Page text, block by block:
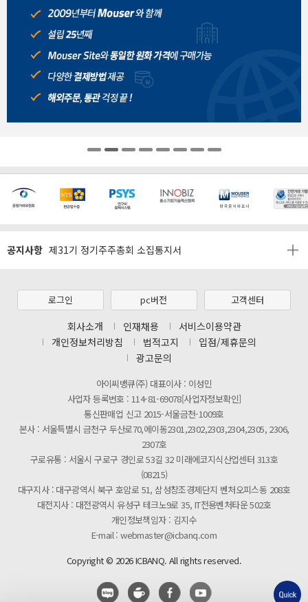
공지사항
[마일리지 적립 및 사용 정책 개편 안내]
[2026년 8월 신용카드 무이자 행사 안내]
[마일리지 적립 및 사용 정책 개편 안내]
제31기 정기주주총회 소집통지서
[마일리지 적립 및 사용 정책 개편 안내]
로그인 pc버전 고객센터
회사소개 인재채용
서비스이용약관
개인정보처리방침
법적고지
입점/제휴문의
광고문의
아이씨뱅큐(주) 대표이사 : 이성민
사업자 등록번호 : 114-81-69078[사업자정보확인]
통신판매업 신고 2015-서울금천-1009호
본사 : 서울특별시 금천구 두산로70,에이동2301,2302,2303,2304,2305, 2306,
2307호
구로유통 : 서울시 구로구 경인로 53길 32 미래에코지식산업센터 313호
(08215)
대구지사 : 대구광역시 북구 호암로 51, 삼성창조경제단지 벤처오피스동 208호
대전지사 : 대전광역시 유성구 테크노9로 35, IT전용벤처타운 502호
개인정보책임자 : 김지수
E-mail : webmaster@icbanq.com
Copyright © 2026 ICBANQ. All rights reserved.